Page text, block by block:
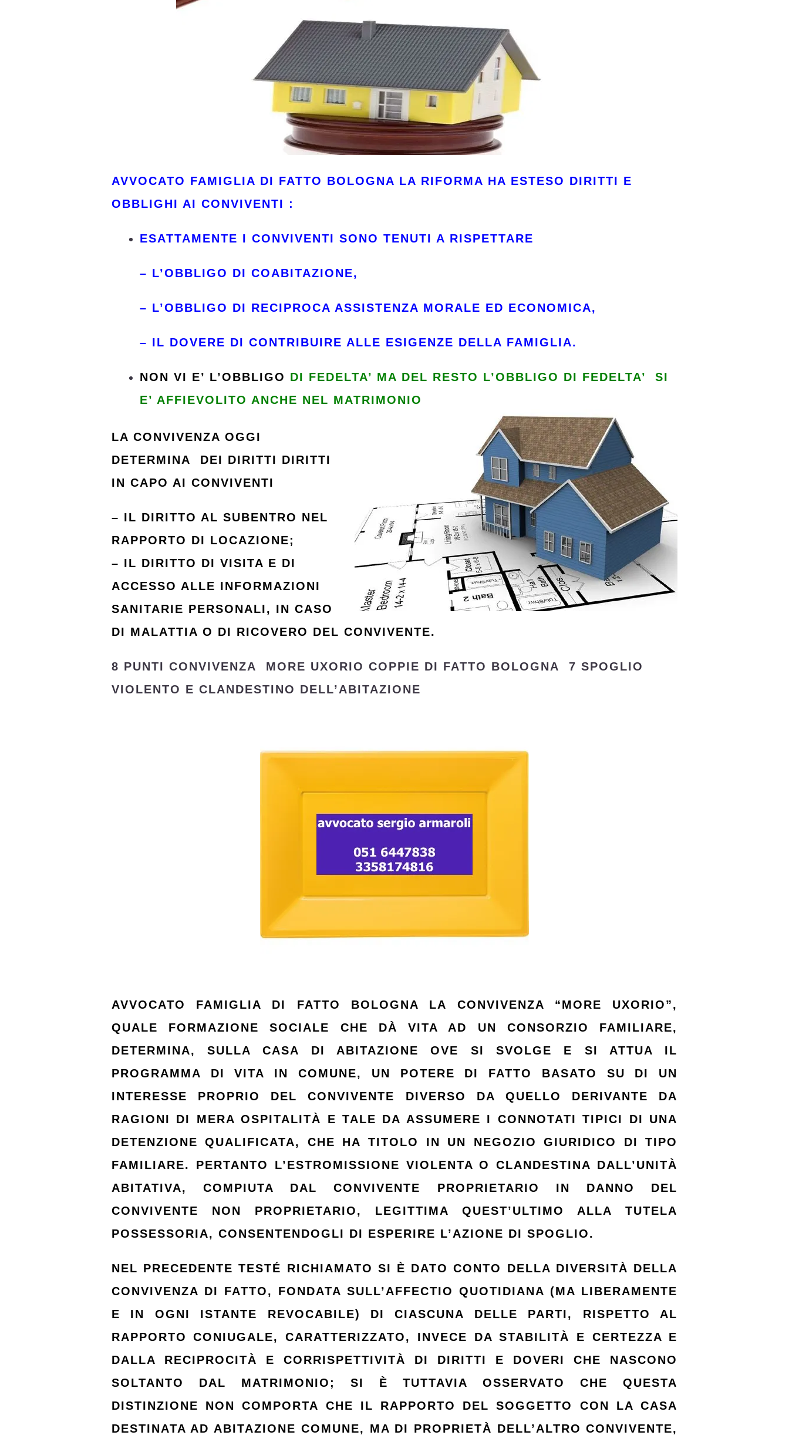
AVVOCATO FAMIGLIA DI FATTO BOLOGNA LA RIFORMA HA ESTESO DIRITTI E
OBBLIGHI AI CONVIVENTI :
ESATTAMENTE I CONVIVENTI SONO TENUTI A RISPETTARE
– L’OBBLIGO DI COABITAZIONE,
– L’OBBLIGO DI RECIPROCA ASSISTENZA MORALE ED ECONOMICA,
– IL DOVERE DI CONTRIBUIRE ALLE ESIGENZE DELLA FAMIGLIA.
NON VI E’ L’OBBLIGO DI FEDELTA’ MA DEL RESTO L’OBBLIGO DI FEDELTA’ SI
E’ AFFIEVOLITO ANCHE NEL MATRIMONIO
LA CONVIVENZA OGGI
DETERMINA DEI DIRITTI DIRITTI
IN CAPO AI CONVIVENTI
– IL DIRITTO AL SUBENTRO NEL
RAPPORTO DI LOCAZIONE;
– IL DIRITTO DI VISITA E DI
ACCESSO ALLE INFORMAZIONI
SANITARIE PERSONALI, IN CASO
DI MALATTIA O DI RICOVERO DEL CONVIVENTE.
8 PUNTI CONVIVENZA MORE UXORIO COPPIE DI FATTO BOLOGNA 7 SPOGLIO
VIOLENTO E CLANDESTINO DELL’ABITAZIONE
AVVOCATO FAMIGLIA DI FATTO BOLOGNA LA CONVIVENZA “MORE UXORIO”,
QUALE FORMAZIONE SOCIALE CHE DÀ VITA AD UN CONSORZIO FAMILIARE,
DETERMINA, SULLA CASA DI ABITAZIONE OVE SI SVOLGE E SI ATTUA IL
PROGRAMMA DI VITA IN COMUNE, UN POTERE DI FATTO BASATO SU DI UN
INTERESSE PROPRIO DEL CONVIVENTE DIVERSO DA QUELLO DERIVANTE DA
RAGIONI DI MERA OSPITALITÀ E TALE DA ASSUMERE I CONNOTATI TIPICI DI UNA
DETENZIONE QUALIFICATA, CHE HA TITOLO IN UN NEGOZIO GIURIDICO DI TIPO
FAMILIARE. PERTANTO L’ESTROMISSIONE VIOLENTA O CLANDESTINA DALL’UNITÀ
ABITATIVA, COMPIUTA DAL CONVIVENTE PROPRIETARIO IN DANNO DEL
CONVIVENTE NON PROPRIETARIO, LEGITTIMA QUEST’ULTIMO ALLA TUTELA
POSSESSORIA, CONSENTENDOGLI DI ESPERIRE L’AZIONE DI SPOGLIO.
NEL PRECEDENTE TESTÉ RICHIAMATO SI È DATO CONTO DELLA DIVERSITÀ DELLA
CONVIVENZA DI FATTO, FONDATA SULL’AFFECTIO QUOTIDIANA (MA LIBERAMENTE
E IN OGNI ISTANTE REVOCABILE) DI CIASCUNA DELLE PARTI, RISPETTO AL
RAPPORTO CONIUGALE, CARATTERIZZATO, INVECE DA STABILITÀ E CERTEZZA E
DALLA RECIPROCITÀ E CORRISPETTIVITÀ DI DIRITTI E DOVERI CHE NASCONO
SOLTANTO DAL MATRIMONIO; SI È TUTTAVIA OSSERVATO CHE QUESTA
DISTINZIONE NON COMPORTA CHE IL RAPPORTO DEL SOGGETTO CON LA CASA
DESTINATA AD ABITAZIONE COMUNE, MA DI PROPRIETÀ DELL’ALTRO CONVIVENTE,